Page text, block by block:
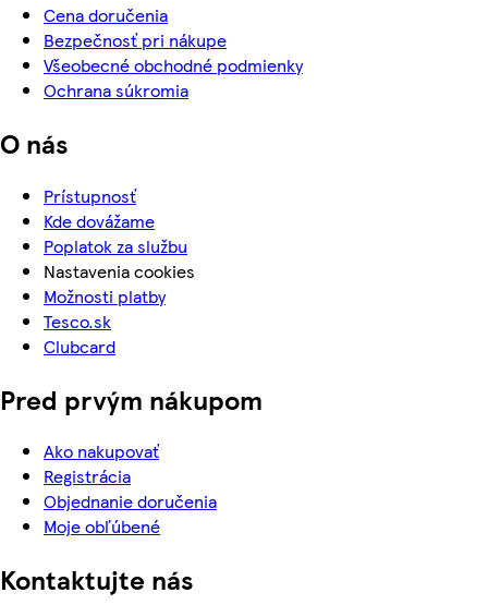
Cena doručenia
Bezpečnosť pri nákupe
Všeobecné obchodné podmienky
Ochrana súkromia
O nás
Prístupnosť
Kde dovážame
Poplatok za službu
Nastavenia cookies
Možnosti platby
Tesco.sk
Clubcard
Pred prvým nákupom
Ako nakupovať
Registrácia
Objednanie doručenia
Moje obľúbené
Kontaktujte nás